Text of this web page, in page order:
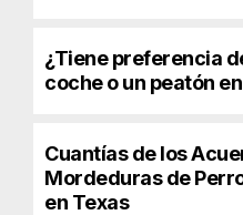
¿Tiene preferencia
coche o un peatón
Cuantías de los
Mordeduras de
en Texas